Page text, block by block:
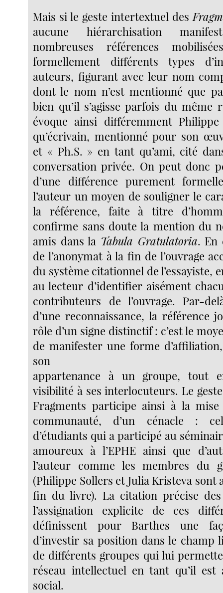
Mais si le geste intertextuel des
aucune hiérarchisation
nombreuses références
formellement différents types
auteurs, figurant avec leur nom
dont le nom n’est mentionné que
bien qu’il s’agisse parfois du même
évoque ainsi différemment
qu’écrivain, mentionné pour son
et « Ph.S. » en tant qu’ami, cité
conversation privée. On peut donc
d’une différence purement
l’auteur un moyen de souligner le
la référence, faite à titre
confirme sans doute la mention du
amis dans la Tabula Gratulatoria. En
de l’anonymat à la fin de l’ouvrage
du système citationnel de l’essayiste,
au lecteur d’identifier aisément
contributeurs de l’ouvrage. Par-
d’une reconnaissance, la référence
rôle d’un signe distinctif : c’est le
de manifester une forme
son
appartenance à un groupe, tout
visibilité à ses interlocuteurs. Le
Fragments participe ainsi à la mise
communauté, d’un cénacle :
d’étudiants qui a participé au
amoureux à l’EPHE ainsi que
l’auteur comme les membres du
(Philippe Sollers et Julia Kristeva sont
fin du livre). La citation précise
l’assignation explicite de ces
définissent pour Barthes une
d’investir sa position dans le champ
de différents groupes qui lui
réseau intellectuel en tant qu’il est
social.